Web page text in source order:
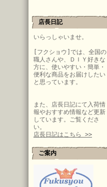
店長日記
いらっしゃいませ。
[フクショウ]では、全国の
職人さんや、ＤＩＹ好きな
方に、使いやすい・簡単・
便利な商品をお届けしたい
と思っています。
また、店長日記にて入荷情
報やおすすめ情報など更新
しています。ご覧くださ
い。
店長日記はこちら >>
ご案内